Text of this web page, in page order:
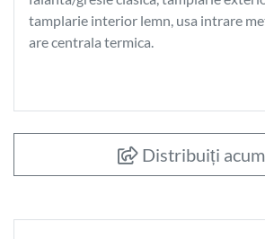
tamplarie interior lemn, usa intrare
are centrala termica.
Distribuiți